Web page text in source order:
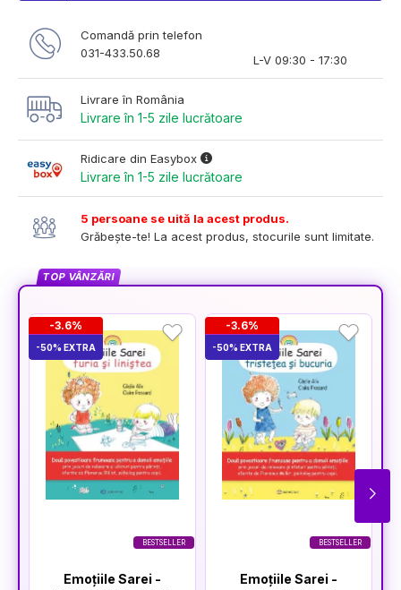
Comandă prin telefon
031-433.50.68
L-V 09:30 - 17:30
Livrare în România
Livrare în 1-5 zile lucrătoare
Ridicare din Easybox
Livrare în 1-5 zile lucrătoare
5 persoane se uită la acest produs.
Grăbește-te! La acest produs, stocurile sunt limitate.
TOP VÂNZĂRI
BESTSELLER
-3.6%
-50% EXTRA
Emoțiile Sarei -
BESTSELLER
-3.6%
-50% EXTRA
Emoțiile Sarei -